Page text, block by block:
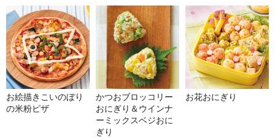
お絵描きこいのぼり
の米粉ピザ
かつおブロッコリー
おにぎり＆ウインナ
ーミックスベジおに
ぎり
お花おにぎり